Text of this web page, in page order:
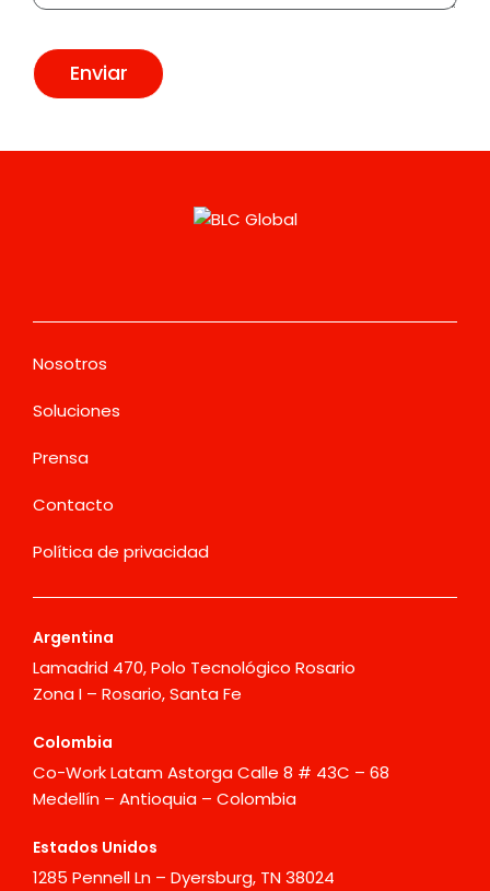
Enviar
Nosotros
Soluciones
Prensa
Contacto
Política de privacidad
Argentina
Lamadrid 470, Polo Tecnológico Rosario
Zona I – Rosario, Santa Fe
Colombia
Co-Work Latam Astorga Calle 8 # 43C – 68
Medellín – Antioquia – Colombia
Estados Unidos
1285 Pennell Ln – Dyersburg, TN 38024